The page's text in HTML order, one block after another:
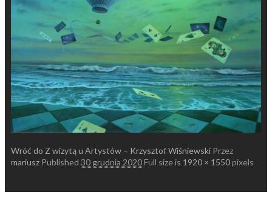
Wróć do Z wizytą u Artystów – Krzysztof Wiśniewski Przez
mariusz Published 30 grudnia 2020Full size is 1920 × 1550pixels